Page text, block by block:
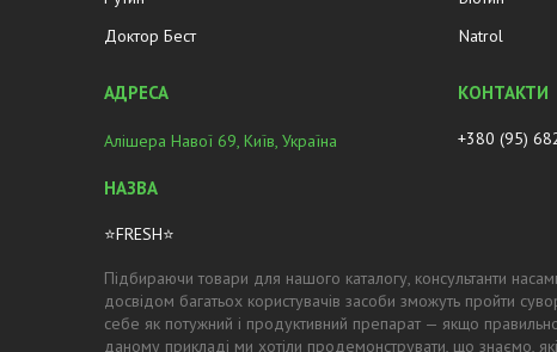
Доктор Бест
Natrol
Алішера Навої 69, Київ, Україна
⭐FRESH⭐
+380 (95)
Підбираючи товари для нашого каталогу, консультанти
досвідом багатьох користувачів засоби зможуть пройти
себе як потужний і продуктивний препарат — якщо
даному прикладі ми хотіли продемонструвати, що знаємо,